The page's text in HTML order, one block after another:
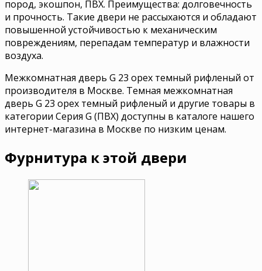
пород, экошпон, ПВХ. Преимущества: долговечность
и прочность. Такие двери не рассыхаются и обладают
повышенной устойчивостью к механическим
повреждениям, перепадам температур и влажности
воздуха.
Межкомнатная дверь G 23 орех темный рифленый от
производителя в Москве. Темная межкомнатная
дверь G 23 орех темный рифленый и другие товары в
категории Серия G (ПВХ) доступны в каталоге нашего
интернет-магазина в Москве по низким ценам.
Фурнитура к этой двери